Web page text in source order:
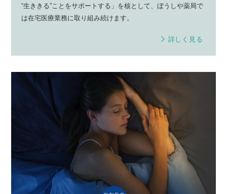
“生ききる” ことをサポートする」を核として、ぼうしや薬局で
は在宅医療業務に取り組み続けます。
詳しく見る